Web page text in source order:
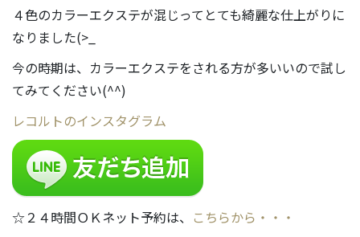
４色のカラーエクステが混じってとても綺麗な仕上がりに
なりました(>_
今の時期は、カラーエクステをされる方が多いいので試し
てみてください(^^)
レコルトのインスタグラム
☆２４時間ＯＫネット予約は、 こちらから・・・